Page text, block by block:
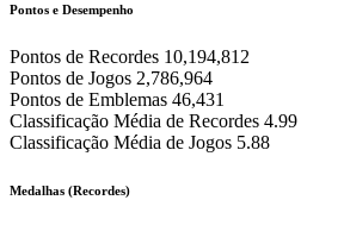
Pontos e Desempenho
Pontos de Recordes 10,194,812
Pontos de Jogos 2,786,964
Pontos de Emblemas 46,431
Classificação Média de Recordes 4.99
Classificação Média de Jogos 5.88
Medalhas (Recordes)